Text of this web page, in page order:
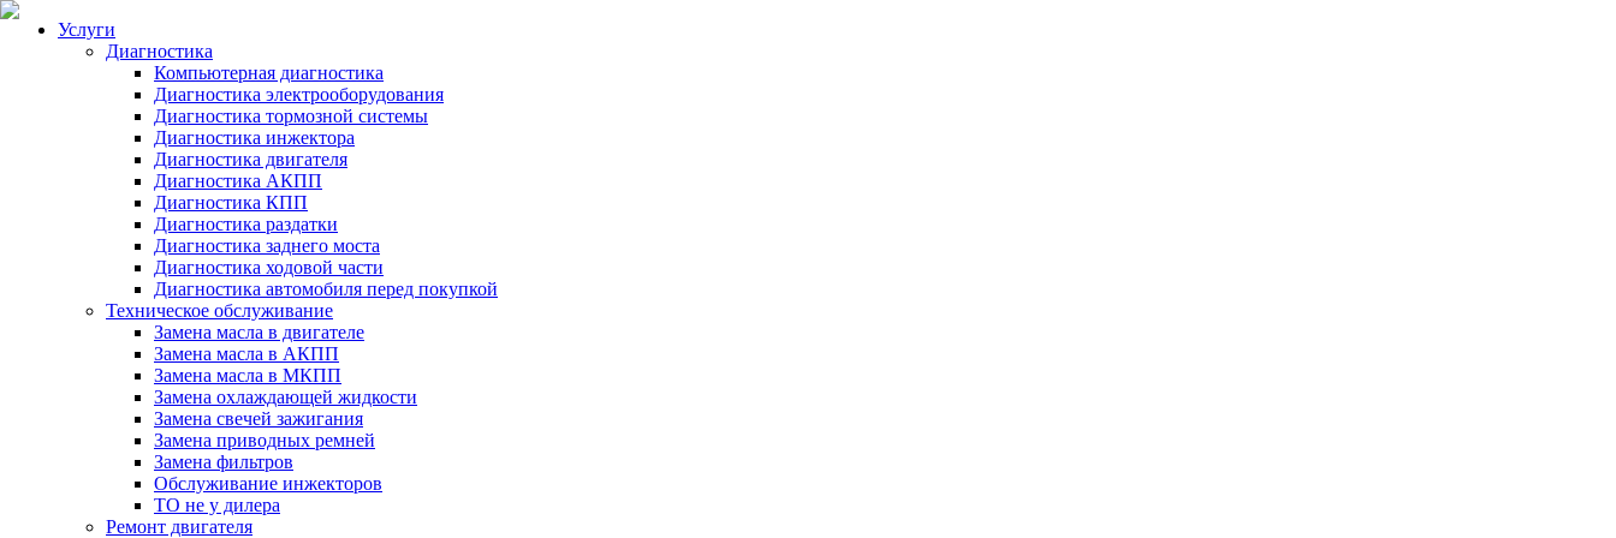
Услуги
Диагностика
Компьютерная диагностика
Диагностика электрооборудования
Диагностика тормозной системы
Диагностика инжектора
Диагностика двигателя
Диагностика АКПП
Диагностика КПП
Диагностика раздатки
Диагностика заднего моста
Диагностика ходовой части
Диагностика автомобиля перед покупкой
Техническое обслуживание
Замена масла в двигателе
Замена масла в АКПП
Замена масла в МКПП
Замена охлаждающей жидкости
Замена свечей зажигания
Замена приводных ремней
Замена фильтров
Обслуживание инжекторов
ТО не у дилера
Ремонт двигателя